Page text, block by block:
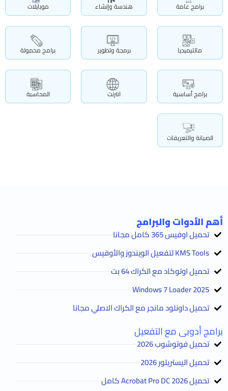
برامج عامة هندسة وإنشاء موبايلات
مالتيميديا برمجة وتطوير برامج محمولة
برامج أساسية انترنت المحاسبة
الصيانة والتعريفات
أهم الأدوات والبرامج
تحميل اوفيس 365 كامل مجانا
KMS Tools لتفعيل الويندوز والأوفيس
تحميل اوتوكاد مع الكراك 64 بت
2025 Windows 7 Loader
تحميل داونلود مانجر مع الكراك الاصلي مجانا
برامج أدوبى مع التفعيل
تحميل فوتوشوب 2026
تحميل اليستريتور 2026
تحميل Acrobat Pro DC 2026 كامل